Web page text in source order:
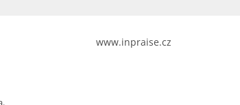
www.inpraise.cz